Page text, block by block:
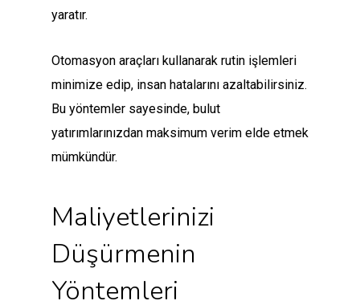
yaratır.
Otomasyon araçları kullanarak rutin işlemleri
minimize edip, insan hatalarını azaltabilirsiniz.
Bu yöntemler sayesinde, bulut
yatırımlarınızdan maksimum verim elde etmek
mümkündür.
Maliyetlerinizi
Düşürmenin
Yöntemleri